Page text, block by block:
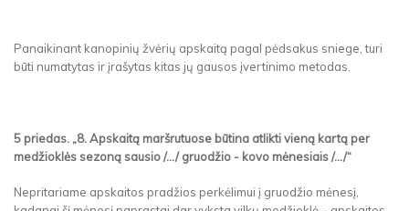
Panaikinant kanopinių žvėrių apskaitą pagal pėdsakus sniege, turi
būti numatytas ir įrašytas kitas jų gausos įvertinimo metodas.
5 priedas. „8. Apskaitą maršrutuose būtina atlikti vieną kartą per
medžioklės sezoną sausio /.../ gruodžio - kovo mėnesiais /.../“
Nepritariame apskaitos pradžios perkėlimui į gruodžio mėnesį,